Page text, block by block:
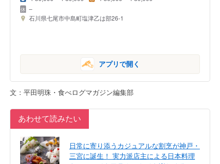
–
石川県七尾市中島町塩津乙は部26-1
アプリで開く
文：平田明珠・食べログマガジン編集部
あわせて読みたい
日常に寄り添うカジュアルな割烹が神戸・
三宮に誕生！ 実力派店主による日本料理